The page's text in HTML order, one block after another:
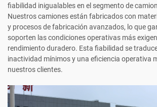
fiabilidad inigualables en el segmento de
Nuestros camiones están fabricados con
y procesos de fabricación avanzados, lo que
soporten las condiciones operativas más
rendimiento duradero. Esta fiabilidad se
inactividad mínimos y una eficiencia operativa
nuestros clientes.